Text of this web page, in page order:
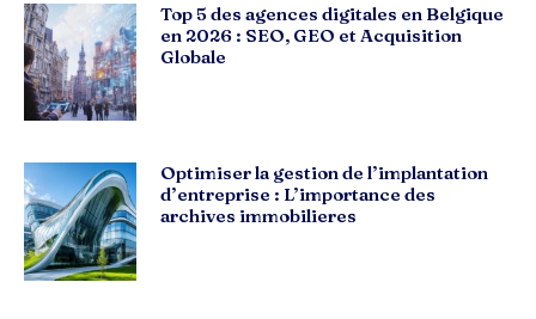
Top 5 des agences digitales en Belgique
en 2026 : SEO, GEO et Acquisition
Globale
Optimiser la gestion de l’implantation
d’entreprise : L’importance des
archives immobilieres